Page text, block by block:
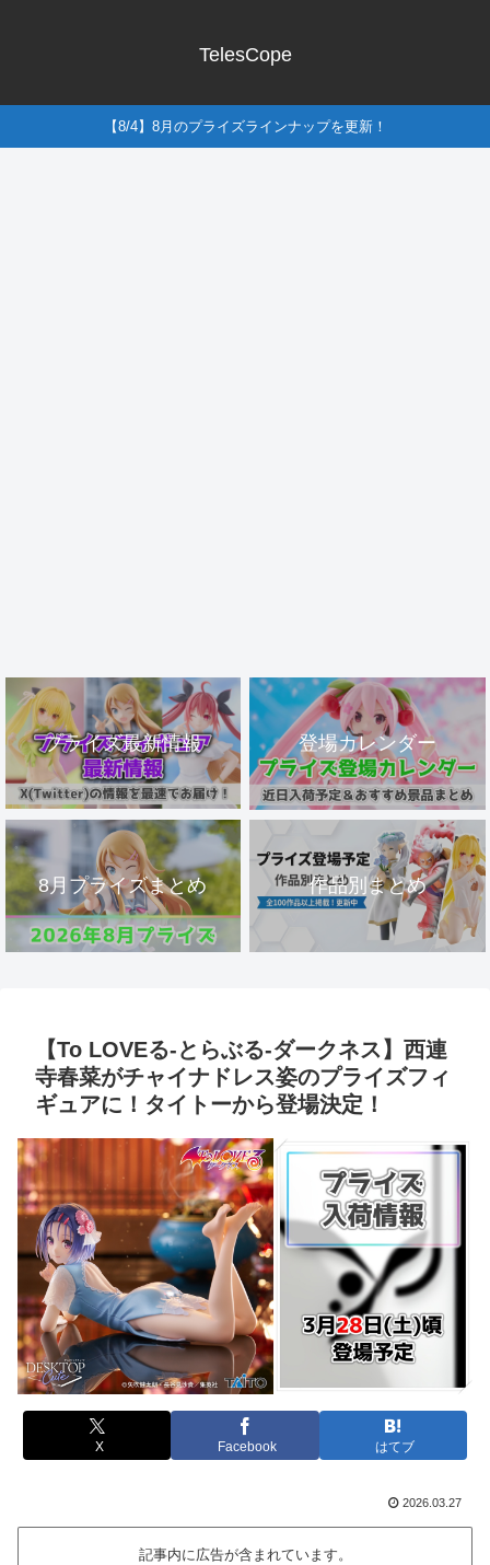
TelesCope
【8/4】8月のプライズラインナップを更新！
プライズ最新情報 登場カレンダー
8月プライズまとめ 作品別まとめ
【To LOVEる-とらぶる-ダークネス】西連
寺春菜がチャイナドレス姿のプライズフィ
ギュアに！タイトーから登場決定！
X Facebook はてブ
2026.03.27
記事内に広告が含まれています。